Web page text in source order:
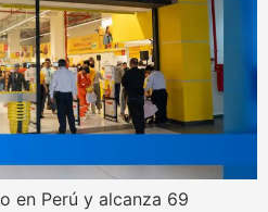
en Perú y alcanza 69